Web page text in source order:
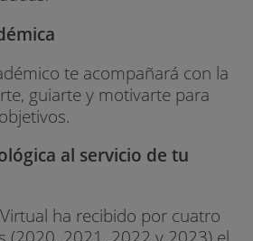
y software de primer
para procesamiento
te acompañará con la
guiarte y motivarte para
al servicio de tu
ha recibido por cuatro